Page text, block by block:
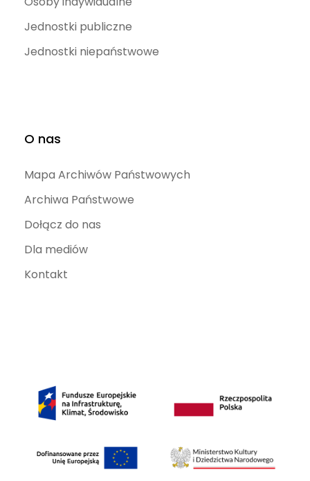
Jednostki publiczne
Jednostki niepaństwowe
O nas
Mapa Archiwów Państwowych
Archiwa Państwowe
Dołącz do nas
Dla mediów
Kontakt